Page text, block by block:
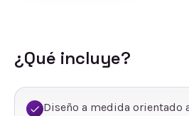
¿Qué incluye?
Diseño a medida orientado